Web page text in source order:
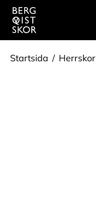
Startsida Herrskor